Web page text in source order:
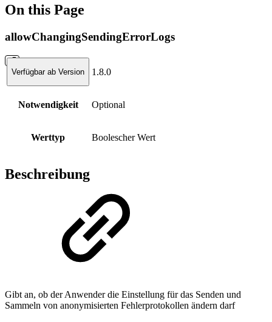
On this Page
allowChangingSendingErrorLogs
Verfügbar ab Version 1.8.0
Notwendigkeit Optional
Werttyp Boolescher Wert
Beschreibung
Gibt an, ob der Anwender die Einstellung für das Senden und
Sammeln von anonymisierten Fehlerprotokollen ändern darf